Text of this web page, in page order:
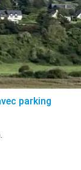
parking